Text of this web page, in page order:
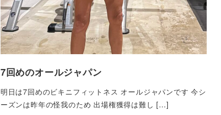
7回めのオールジャパン
明日は7回めのビキニフィットネス オールジャパンです 今シ
ーズンは昨年の怪我のため 出場権獲得は難し […]